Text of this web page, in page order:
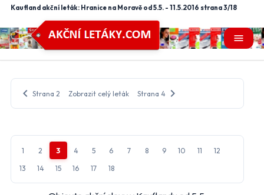
Kaufland akční leták: Hranice na Moravě od 5.5. - 11.5.2016 strana 3/18
menu
chevron_left Strana 2 Zobrazit celý leták Strana 4chevron_right
1 2 3 4 5 6 7 8 9 10 11
12
13
14 15 16 17 18
close
mail_outline Nastavení odběru letáků
Vyberte obchody, jejichž letáky chcete dostávat do e-
mailu.